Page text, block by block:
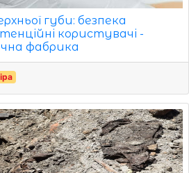
губи: безпека
користувачі -
фабрика